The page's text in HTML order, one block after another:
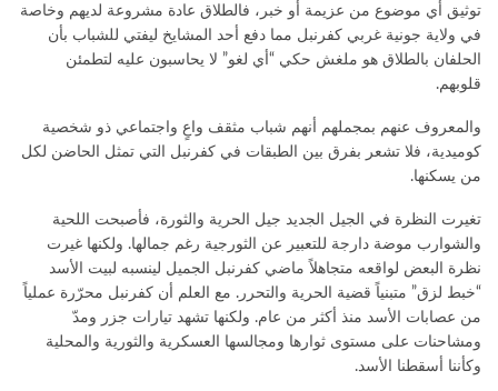
توثيق أي موضوع من عزيمة أو خبر، فالطلاق عادة مشروعة لديهم وخاصة
في ولاية جونية غربي كفرنبل مما دفع أحد المشايخ ليفتي للشباب بأن
الحلفان بالطلاق هو ملغش حكي “أي لغو” لا يحاسبون عليه لتطمئن
قلوبهم.
والمعروف عنهم بمجملهم أنهم شباب مثقف واعٍ واجتماعي ذو شخصية
كوميدية، فلا تشعر بفرق بين الطبقات في كفرنبل التي تمثل الحاضن لكل
من يسكنها.
تغيرت النظرة في الجيل الجديد جيل الحرية والثورة، فأصبحت اللحية
والشوارب موضة دارجة للتعبير عن الثورجية رغم جمالها. ولكنها غيرت
نظرة البعض لواقعه متجاهلاً ماضي كفرنبل الجميل لينسبه لبيت الأسد
“خبط لزق” متبنياً قضية الحرية والتحرر. مع العلم أن كفرنبل محرّرة عملياً
من عصابات الأسد منذ أكثر من عام. ولكنها تشهد تيارات جزر ومدّ
ومشاحنات على مستوى ثوارها ومجالسها العسكرية والثورية والمحلية
وكأننا أسقطنا الأسد.